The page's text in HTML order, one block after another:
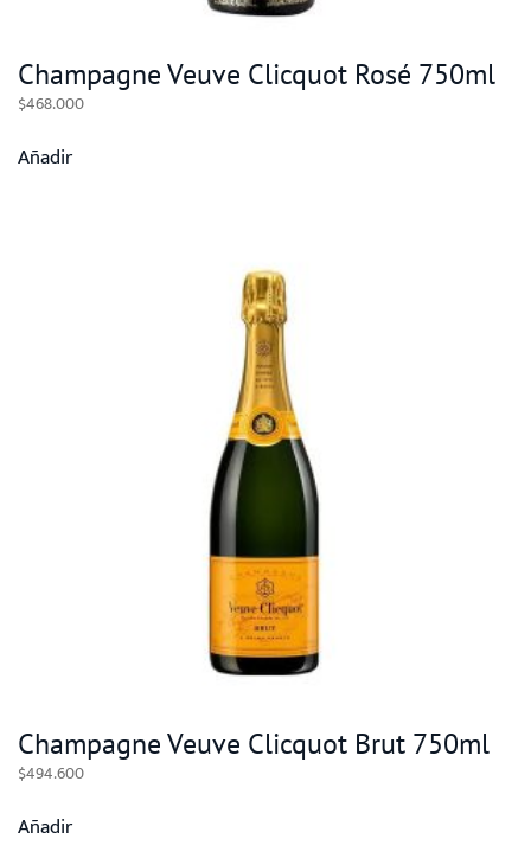
Champagne Veuve Clicquot Rosé 750ml
$468.000
Añadir
Champagne Veuve Clicquot Brut 750ml
$494.600
Añadir